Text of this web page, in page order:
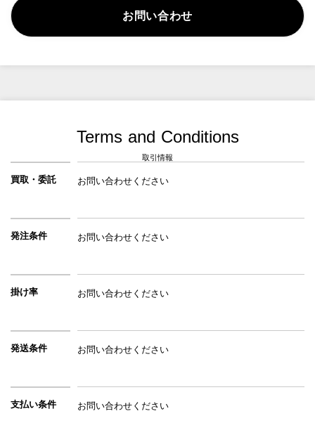
お問い合わせ
Terms and Conditions
取引情報
買取・委託 お問い合わせください
発注条件 お問い合わせください
掛け率 お問い合わせください
発送条件 お問い合わせください
支払い条件 お問い合わせください